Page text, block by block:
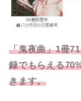
「鬼夜曲」1冊
録でもらえる
きます。